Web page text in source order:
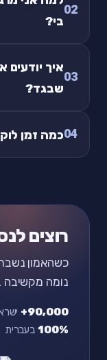
02
בי?
03
איך
שבגד?
04כמה זמן
רוצים
כשהאמון
נומה מקשיבה בלי
90,000+
100%בעברית